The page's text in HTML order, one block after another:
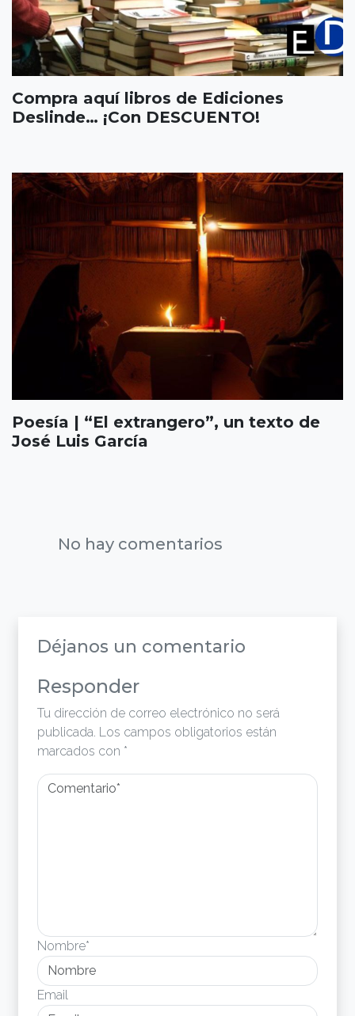
Compra aquí libros de Ediciones
Deslinde… ¡Con DESCUENTO!
Poesía | “El extrangero”, un texto de
José Luis García
No hay comentarios
Déjanos un comentario
Responder
Tu dirección de correo electrónico no será
publicada. Los campos obligatorios están
marcados con *
Nombre*
Email